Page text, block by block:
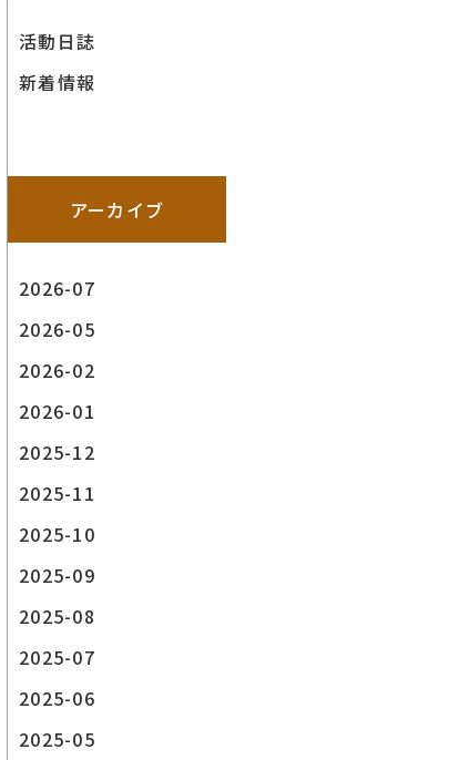
活動日誌
新着情報
アーカイブ
2026-07
2026-05
2026-02
2026-01
2025-12
2025-11
2025-10
2025-09
2025-08
2025-07
2025-06
2025-05